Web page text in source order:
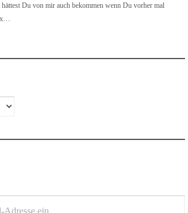
Du von mir auch bekommen wenn Du vorher mal